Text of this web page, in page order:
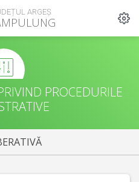
ARGEȘ
PROCEDURILE